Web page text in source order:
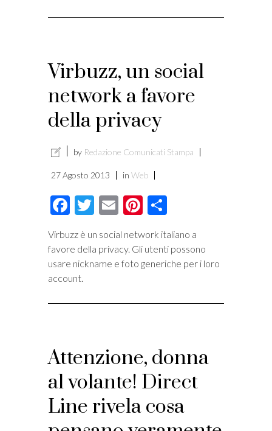
Virbuzz, un social
network a favore
della privacy
by Redazione Comunicati Stampa
27 Agosto 2013 in Web
Facebook
Twitter
EmailPinterest
Virbuzz è un social network italiano a
favore della privacy. Gli utenti possono
usare nickname e foto generiche per i loro
account.
Attenzione, donna
al volante! Direct
Line rivela cosa